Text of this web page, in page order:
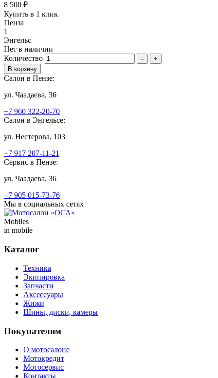
8 500 ₽
Купить в 1 клик
Пенза
1
Энгельс
Нет в наличии
Количество
– +
Салон в Пензе:
ул. Чаадаева, 36
+7 960 322-20-70
Салон в Энгельсе:
ул. Нестерова, 103
+7 917 207-11-21
Сервис в Пензе:
ул. Чаадаева, 36
+7 905 015-73-76
Мы в социальных сетях
Mobiles
in mobile
Каталог
Техника
Экипировка
Запчасти
Аксессуары
Жижи
Шины, диски, камеры
Покупателям
О мотосалоне
Мотокредит
Мотосервис
Контакты